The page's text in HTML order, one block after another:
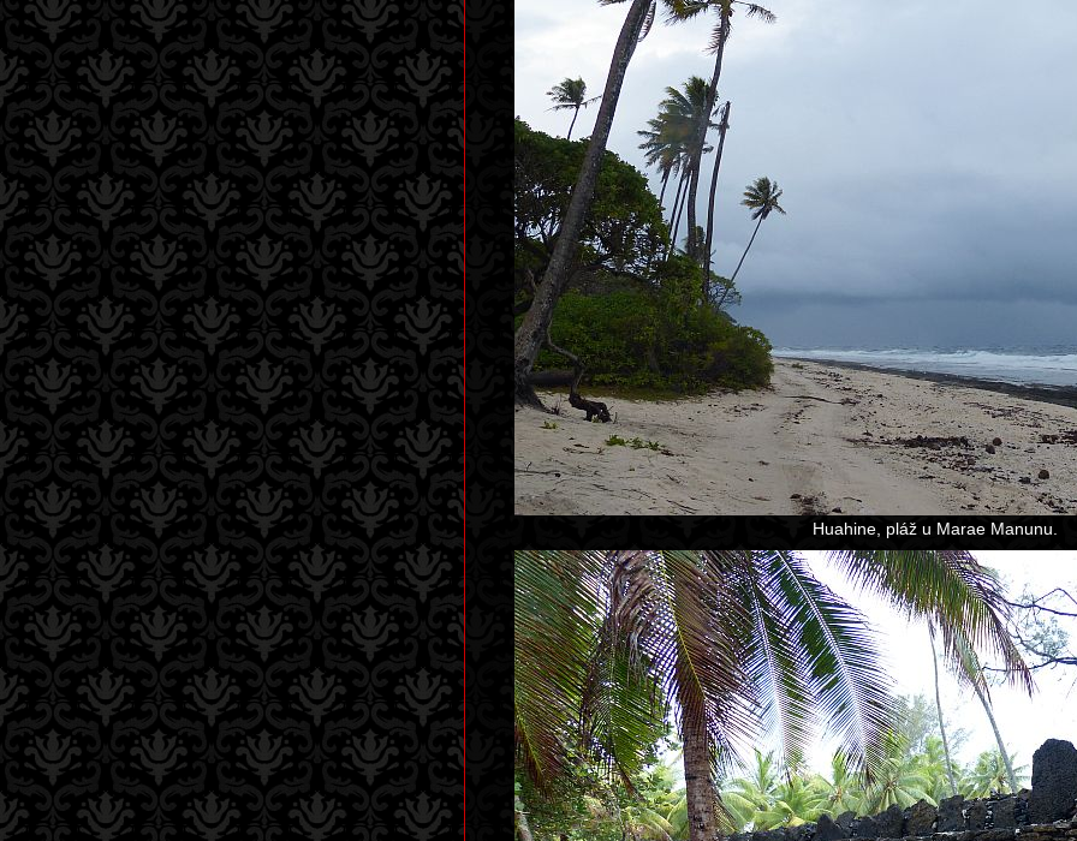
Huahine, pláž u Marae Manunu.